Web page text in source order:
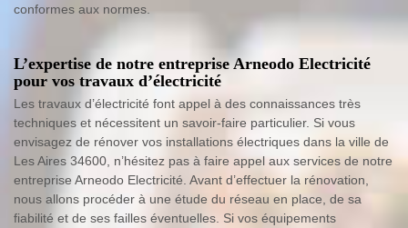
conformes aux normes.
L’expertise de notre entreprise Arneodo Electricité
pour vos travaux d’électricité
Les travaux d’électricité font appel à des connaissances très
techniques et nécessitent un savoir-faire particulier. Si vous
envisagez de rénover vos installations électriques dans la ville de
Les Aires 34600, n’hésitez pas à faire appel aux services de notre
entreprise Arneodo Electricité. Avant d’effectuer la rénovation,
nous allons procéder à une étude du réseau en place, de sa
fiabilité et de ses failles éventuelles. Si vos équipements